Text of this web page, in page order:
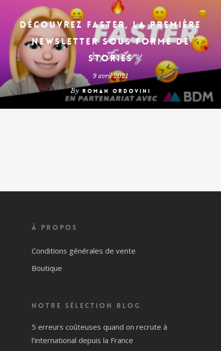
Découvrez Faster, la première
newsletter sous forme de
stories
9 avril 2021
By Roman Ordovini
À propos
Conditions générales de vente
Boutique
Notre sélection blog
5 erreurs coûteuses quand on recrute à
l’international depuis la France